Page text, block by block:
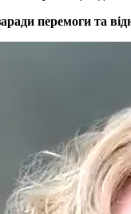
перемоги та